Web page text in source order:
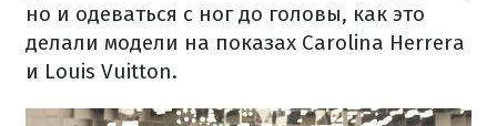
но и одеваться с ног до головы, как это
делали модели на показах Carolina Herrera
и Louis Vuitton.